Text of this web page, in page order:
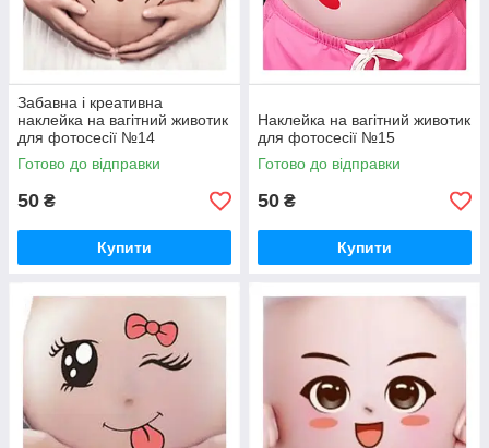
Забавна і креативна
наклейка на вагітний животик
для фотосесії №14
Готово до відправки
50 ₴
Купити
Наклейка на вагітний животик
для фотосесії №15
Готово до відправки
50 ₴
Купити